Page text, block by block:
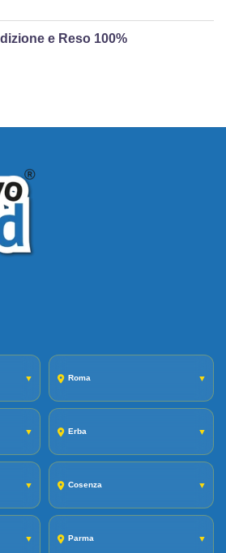
e Reso 100%
▼ Roma ▼
▼ Erba ▼
▼ Cosenza ▼
▼ Parma ▼